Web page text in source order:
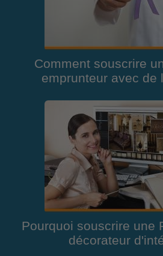
Comment souscrire
emprunteur avec de
Pourquoi souscrire une
décorateur